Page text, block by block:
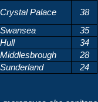
Crystal Palace 38
Swansea 35
Hull 34
Middlesbrough 28
Sunderland 24